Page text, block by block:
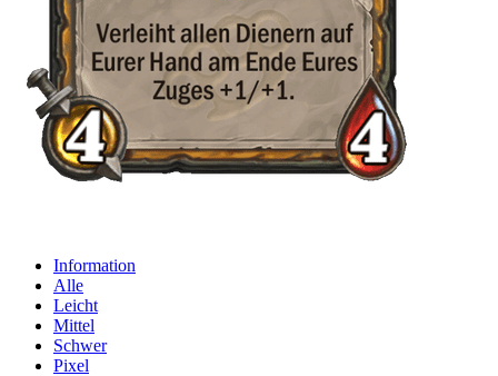
Information
Alle
Leicht
Mittel
Schwer
Pixel